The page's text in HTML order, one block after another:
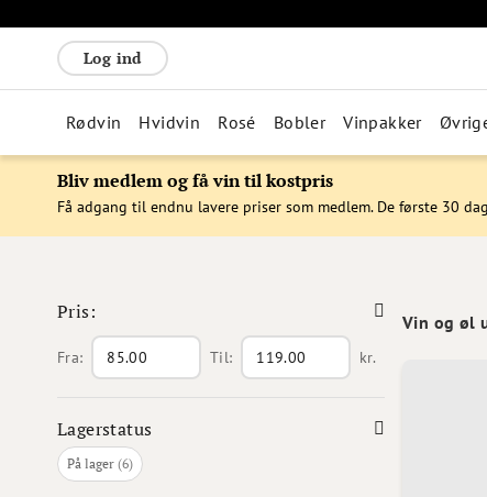
Log ind
Rødvin Hvidvin Rosé Bobler Vinpakker
Bliv medlem og få vin til kostpris
Få adgang til endnu lavere priser som medlem. De første 30
Pris:
Fra: Til: kr.
Lagerstatus
På lager 6
varer
Vin og øl